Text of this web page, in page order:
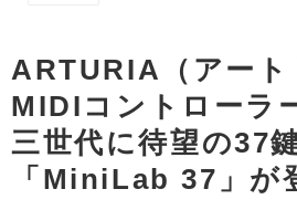
ARTURIA（アート
MIDIコントローラ
三世代に待望の37
「MiniLab 37」が